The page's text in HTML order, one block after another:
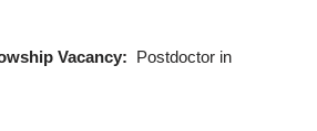
Vacancy: Postdoctor in